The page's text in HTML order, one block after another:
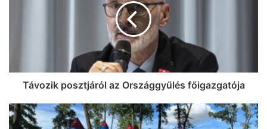
Távozik posztjáról az Országgyűlés főigazgatója